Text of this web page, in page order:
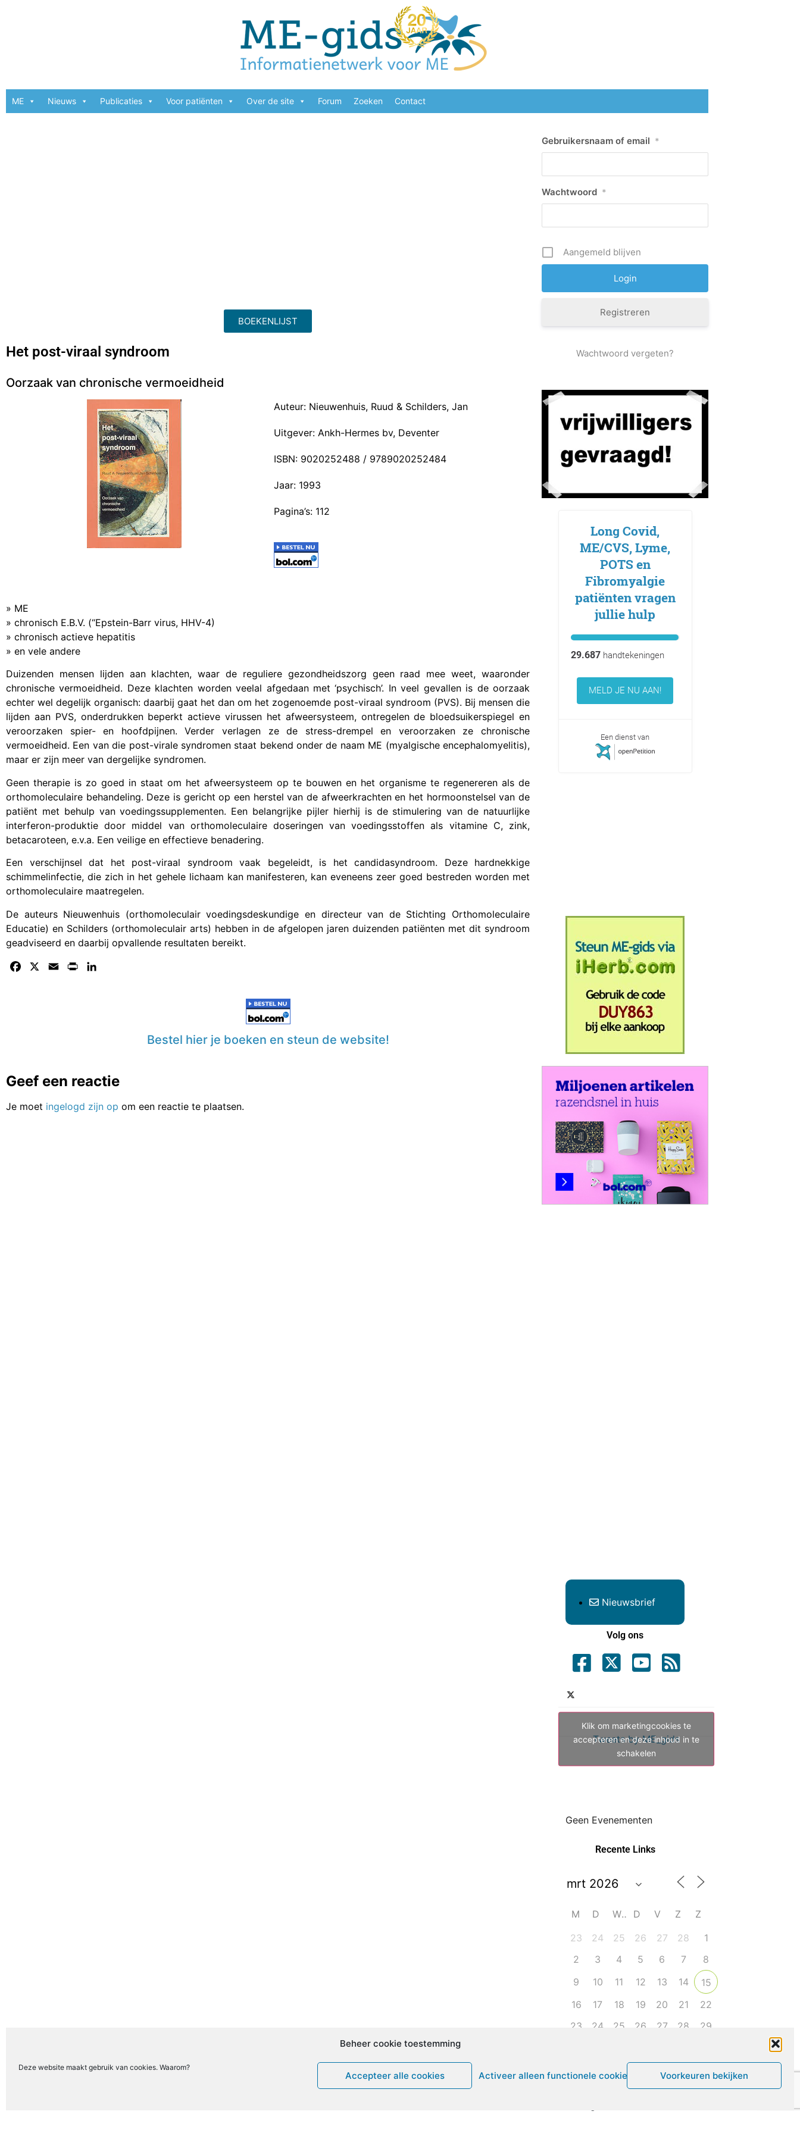
Beheer cookie toestemming
Deze website maakt gebruik van cookies. Waarom?
Accepteer alle cookies Activeer alleen functionele cookies Voorkeuren bekijken
ME Nieuws Publicaties Voor patiënten Over de site Forum Zoeken Contact
BOEKENLIJST
Het post-viraal syndroom
Oorzaak van chronische vermoeidheid
Auteur: Nieuwenhuis, Ruud & Schilders, Jan
Uitgever: Ankh-Hermes bv, Deventer
ISBN: 9020252488 / 9789020252484
Jaar: 1993
Pagina’s: 112
» ME
» chronisch E.B.V. (“Epstein-Barr virus, HHV-4)
» chronisch actieve hepatitis
» en vele andere
Duizenden mensen lijden aan klachten, waar de reguliere gezondheidszorg geen raad mee weet, waaronder
chronische vermoeidheid. Deze klachten worden veelal afgedaan met ‘psychisch’. In veel gevallen is de oorzaak
echter wel degelijk organisch: daarbij gaat het dan om het zogenoemde post-viraal syndroom (PVS). Bij mensen die
lijden aan PVS, onderdrukken beperkt actieve virussen het afweersysteem, ontregelen de bloedsuikerspiegel en
veroorzaken spier- en hoofdpijnen. Verder verlagen ze de stress-drempel en veroorzaken ze chronische
vermoeidheid. Een van die post-virale syndromen staat bekend onder de naam ME (myalgische encephalomyelitis),
maar er zijn meer van dergelijke syndromen.
Geen therapie is zo goed in staat om het afweersysteem op te bouwen en het organisme te regenereren als de
orthomoleculaire behandeling. Deze is gericht op een herstel van de afweerkrachten en het hormoonstelsel van de
patiënt met behulp van voedingssupplementen. Een belangrijke pijler hierhij is de stimulering van de natuurlijke
interferon-produktie door middel van orthomoleculaire doseringen van voedingsstoffen als vitamine C, zink,
betacaroteen, e.v.a. Een veilige en effectieve benadering.
Een verschijnsel dat het post-viraal syndroom vaak begeleidt, is het candidasyndroom. Deze hardnekkige
schimmelinfectie, die zich in het gehele lichaam kan manifesteren, kan eveneens zeer goed bestreden worden met
orthomoleculaire maatregelen.
De auteurs Nieuwenhuis (orthomoleculair voedingsdeskundige en directeur van de Stichting Orthomoleculaire
Educatie) en Schilders (orthomoleculair arts) hebben in de afgelopen jaren duizenden patiënten met dit syndroom
geadviseerd en daarbij opvallende resultaten bereikt.
Facebook Email Print
Bestel hier je boeken en steun de website!
Geef een reactie
Je moet ingelogd zijn op om een reactie te plaatsen.
Gebruikersnaam of email *
Wachtwoord *
Aangemeld blijven
Registreren
Wachtwoord vergeten?
Long Covid,
ME/CVS, Lyme,
POTS en
Fibromyalgie
patiënten vragen
jullie hulp
29.687handtekeningen
MELD JE NU AAN!
Een dienst van
Nieuwsbrief
Volg ons
Tweets by ME_gids
Klik om marketingcookies te
accepteren en deze inhoud in te
schakelen
Geen Evenementen
Recente Links
M D W D V Z
Z
23
24 25 26 27 28
1
2
3 4 5 6 7
8
9
10 11 12 13 14
15
16
17 18 19 20 21
22
23
24 25 26 27 28
29
Leven met ME/CVS en POTS